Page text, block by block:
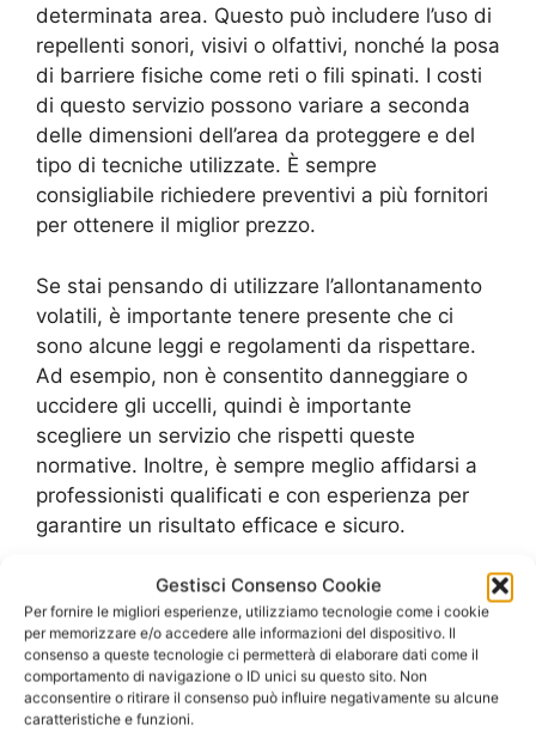
Gestisci Consenso Cookie
Per fornire le migliori esperienze, utilizziamo tecnologie come i cookie
per memorizzare e/o accedere alle informazioni del dispositivo. Il
consenso a queste tecnologie ci permetterà di elaborare dati come il
comportamento di navigazione o ID unici su questo sito. Non
acconsentire o ritirare il consenso può influire negativamente su alcune
caratteristiche e funzioni.
determinata area. Questo può includere l’uso di
repellenti sonori, visivi o olfattivi, nonché la posa
di barriere fisiche come reti o fili spinati. I costi
di questo servizio possono variare a seconda
delle dimensioni dell’area da proteggere e del
tipo di tecniche utilizzate. È sempre
consigliabile richiedere preventivi a più fornitori
per ottenere il miglior prezzo.
Se stai pensando di utilizzare l’allontanamento
volatili, è importante tenere presente che ci
sono alcune leggi e regolamenti da rispettare.
Ad esempio, non è consentito danneggiare o
uccidere gli uccelli, quindi è importante
scegliere un servizio che rispetti queste
normative. Inoltre, è sempre meglio affidarsi a
professionisti qualificati e con esperienza per
garantire un risultato efficace e sicuro.
Quindi, se stai cercando una soluzione per
gestire la presenza di uccelli indesiderati,
l’allontanamento volatili potrebbe essere la
risposta. Ricorda di richiedere preventivi e di
informarti sulle leggi locali prima di procedere